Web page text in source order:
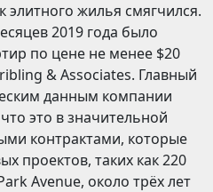
жилья смягчился.
2019 года было
по цене не менее $20
& Associates. Главный
данным компании
это в значительной
контрактами, которые
проектов, таких как 220
Avenue, около трёх лет